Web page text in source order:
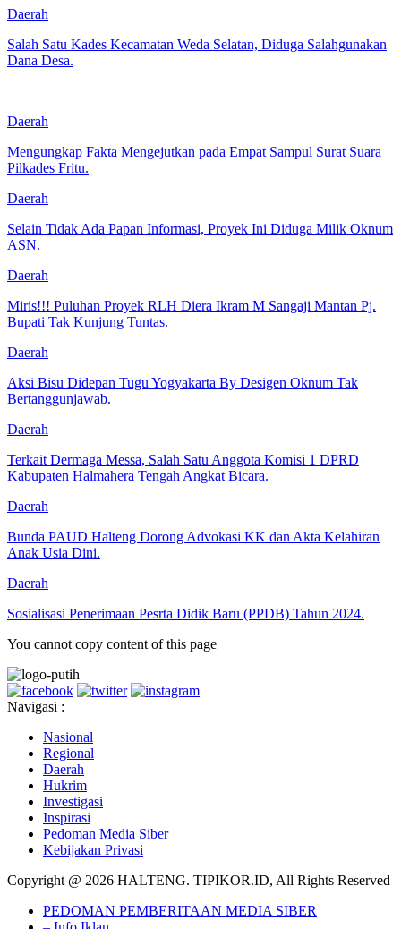
Daerah
Salah Satu Kades Kecamatan Weda Selatan, Diduga Salahgunakan
Dana Desa.
Daerah
Mengungkap Fakta Mengejutkan pada Empat Sampul Surat Suara
Pilkades Fritu.
Daerah
Selain Tidak Ada Papan Informasi, Proyek Ini Diduga Milik Oknum
ASN.
Daerah
Miris!!! Puluhan Proyek RLH Diera Ikram M Sangaji Mantan Pj.
Bupati Tak Kunjung Tuntas.
Daerah
Aksi Bisu Didepan Tugu Yogyakarta By Desigen Oknum Tak
Bertanggunjawab.
Daerah
Terkait Dermaga Messa, Salah Satu Anggota Komisi 1 DPRD
Kabupaten Halmahera Tengah Angkat Bicara.
Daerah
Bunda PAUD Halteng Dorong Advokasi KK dan Akta Kelahiran
Anak Usia Dini.
Daerah
Sosialisasi Penerimaan Pesrta Didik Baru (PPDB) Tahun 2024.
You cannot copy content of this page
Navigasi :
Nasional
Regional
Daerah
Hukrim
Investigasi
Inspirasi
Pedoman Media Siber
Kebijakan Privasi
Copyright @ 2026 HALTENG. TIPIKOR.ID, All Rights Reserved
PEDOMAN PEMBERITAAN MEDIA SIBER